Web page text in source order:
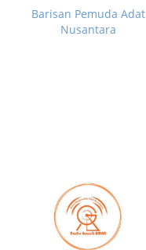
Barisan Pemuda Adat
Nusantara